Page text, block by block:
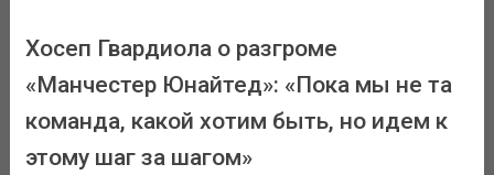
Хосеп Гвардиола о разгроме
«Манчестер Юнайтед»: «Пока мы не та
команда, какой хотим быть, но идем к
этому шаг за шагом»